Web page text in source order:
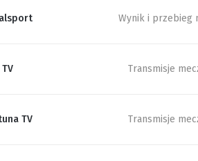
Wynik i przebieg
TV Transmisje
TV Transmisje